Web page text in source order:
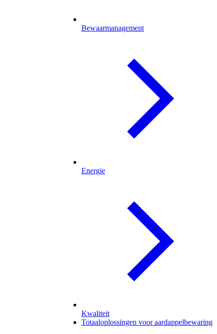
Bewaarmanagement
Energie
Kwaliteit
Totaaloplossingen voor aardappelbewaring